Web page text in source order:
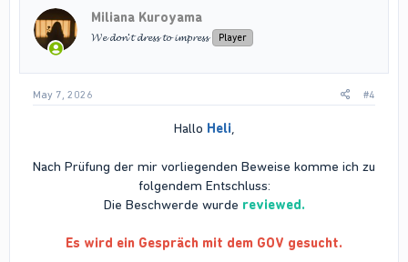
o
n
s
Miliana Kuroyama
𝓦𝓮 𝓭𝓸𝓷'𝓽 𝓭𝓻𝓮𝓼𝓼 𝓽𝓸 𝓲𝓶𝓹𝓻𝓮𝓼𝓼 Player
May 7, 2026 #4
Hallo Heli,
Nach Prüfung der mir vorliegenden Beweise komme ich zu
folgendem Entschluss:
Die Beschwerde wurde reviewed.
Es wird ein Gespräch mit dem GOV gesucht.